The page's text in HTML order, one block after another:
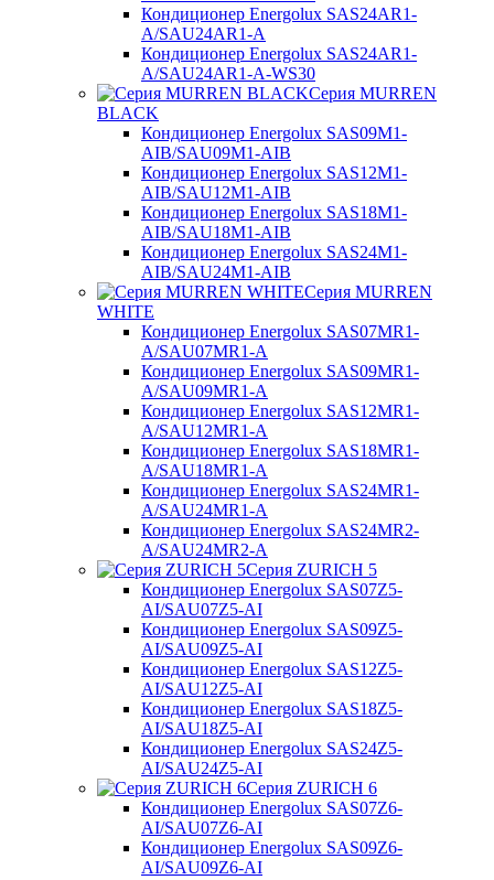
Кондиционер Energolux SAS24AR1-
A/SAU24AR1-A
Кондиционер Energolux SAS24AR1-
A/SAU24AR1-A-WS30
Серия MURREN
BLACK
Кондиционер Energolux SAS09M1-
AIB/SAU09M1-AIB
Кондиционер Energolux SAS12M1-
AIB/SAU12M1-AIB
Кондиционер Energolux SAS18M1-
AIB/SAU18M1-AIB
Кондиционер Energolux SAS24M1-
AIB/SAU24M1-AIB
Серия MURREN
WHITE
Кондиционер Energolux SAS07MR1-
A/SAU07MR1-A
Кондиционер Energolux SAS09MR1-
A/SAU09MR1-A
Кондиционер Energolux SAS12MR1-
A/SAU12MR1-A
Кондиционер Energolux SAS18MR1-
A/SAU18MR1-A
Кондиционер Energolux SAS24MR1-
A/SAU24MR1-A
Кондиционер Energolux SAS24MR2-
A/SAU24MR2-A
Серия ZURICH 5
Кондиционер Energolux SAS07Z5-
AI/SAU07Z5-AI
Кондиционер Energolux SAS09Z5-
AI/SAU09Z5-AI
Кондиционер Energolux SAS12Z5-
AI/SAU12Z5-AI
Кондиционер Energolux SAS18Z5-
AI/SAU18Z5-AI
Кондиционер Energolux SAS24Z5-
AI/SAU24Z5-AI
Серия ZURICH 6
Кондиционер Energolux SAS07Z6-
AI/SAU07Z6-AI
Кондиционер Energolux SAS09Z6-
AI/SAU09Z6-AI